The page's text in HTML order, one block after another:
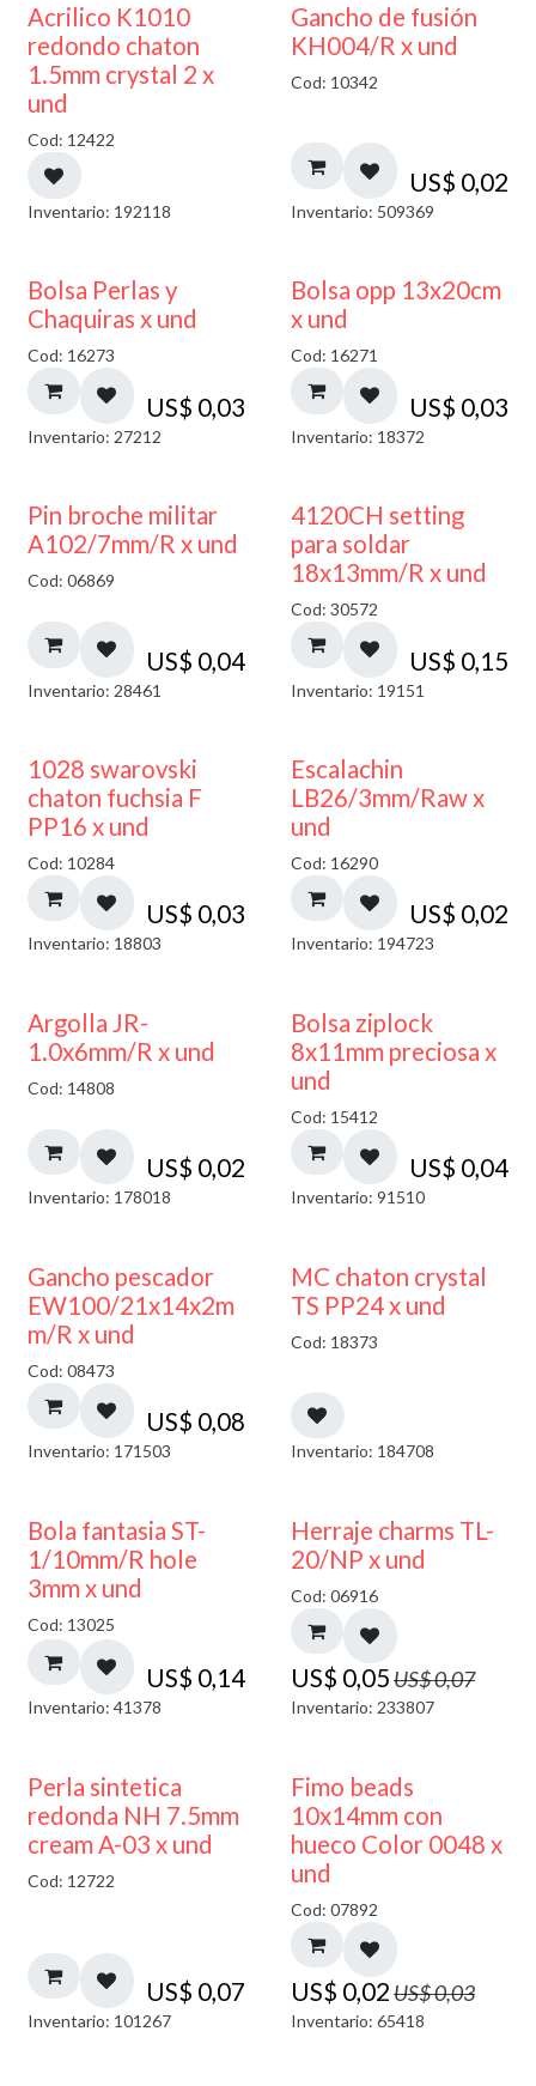
50% DESCUENTO
Acrilico K1010
redondo chaton
1.5mm crystal 2 x
und
Cod: 12422
Inventario: 192118
Gancho de fusión
KH004/R x und
Cod: 10342
US$ 0,02
Inventario: 509369
Bolsa Perlas y
Chaquiras x und
Cod: 16273
US$ 0,03
Inventario: 27212
Bolsa opp 13x20cm
x und
Cod: 16271
US$ 0,03
Inventario: 18372
Pin broche militar
A102/7mm/R x und
Cod: 06869
US$ 0,04
Inventario: 28461
4120CH setting
para soldar
18x13mm/R x und
Cod: 30572
US$ 0,15
Inventario: 19151
1028 swarovski
chaton fuchsia F
PP16 x und
Cod: 10284
US$ 0,03
Inventario: 18803
Escalachin
LB26/3mm/Raw x
und
Cod: 16290
US$ 0,02
Inventario: 194723
Argolla JR-
1.0x6mm/R x und
Cod: 14808
US$ 0,02
Inventario: 178018
¡NUEVO!
Bolsa ziplock
8x11mm preciosa x
und
Cod: 15412
US$ 0,04
Inventario: 91510
Gancho pescador
EW100/21x14x2m
m/R x und
Cod: 08473
US$ 0,08
Inventario: 171503
MC chaton crystal
TS PP24 x und
Cod: 18373
Inventario: 184708
Bola fantasia ST-
1/10mm/R hole
3mm x und
Cod: 13025
US$ 0,14
Inventario: 41378
40% DESCUENTO
Herraje charms TL-
20/NP x und
Cod: 06916
US$ 0,05US$0,07
Inventario: 233807
Perla sintetica
redonda NH 7.5mm
cream A-03 x und
Cod: 12722
US$ 0,07
Inventario: 101267
50% DESCUENTO
Fimo beads
10x14mm con
hueco Color 0048 x
und
Cod: 07892
US$ 0,02US$0,03
Inventario: 65418